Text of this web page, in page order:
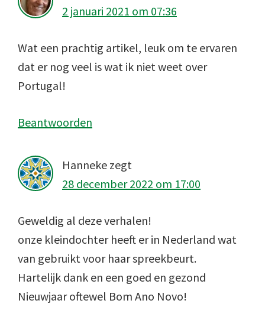
2 januari 2021 om 07:36
Wat een prachtig artikel, leuk om te ervaren
dat er nog veel is wat ik niet weet over
Portugal!
Beantwoorden
Hanneke zegt
28 december 2022 om 17:00
Geweldig al deze verhalen!
onze kleindochter heeft er in Nederland wat
van gebruikt voor haar spreekbeurt.
Hartelijk dank en een goed en gezond
Nieuwjaar oftewel Bom Ano Novo!